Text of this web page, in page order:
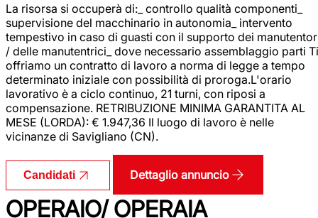
La risorsa si occuperà di:_ controllo qualità componenti_
supervisione del macchinario in autonomia_ intervento
tempestivo in caso di guasti con il supporto dei
/ delle manutentrici_ dove necessario assemblaggio parti Ti
offriamo un contratto di lavoro a norma di legge a tempo
determinato iniziale con possibilità di proroga.L'orario
lavorativo è a ciclo continuo, 21 turni, con riposi a
compensazione. RETRIBUZIONE MINIMA GARANTITA AL
MESE (LORDA): € 1.947,36 Il luogo di lavoro è nelle
vicinanze di Savigliano (CN).
Candidati Dettaglio annuncio
OPERAIO/ OPERAIA